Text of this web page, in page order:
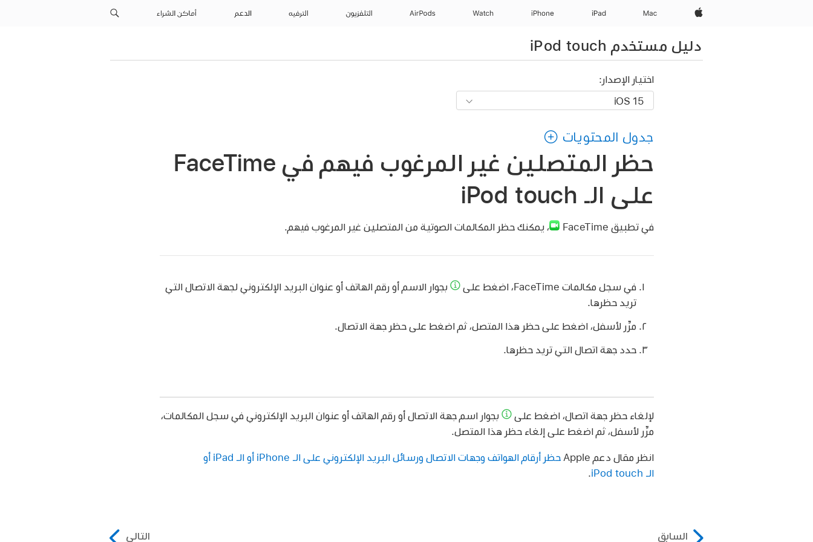
Apple‏
Mac
iPad‏
iPhone
Watch
AirPods التلفزيون الترفيه الدعم أماكن الشراء
دليل مستخدم iPod touch
اختيار الإصدار:
جدول المحتويات
حظر المتصلين غير المرغوب فيهم في FaceTime
على الـ iPod touch
في تطبيق FaceTime ،يمكنك حظر المكالمات الصوتية من المتصلين غير المرغوب فيهم.
في سجل مكالمات FaceTime، اضغط على
بجوار الاسم أو رقم الهاتف أو عنوان البريد الإلكتروني لجهة الاتصال التي
تريد حظرها.
مرِّر لأسفل، اضغط على حظر هذا المتصل، ثم اضغط على حظر جهة الاتصال.
حدد جهة اتصال التي تريد حظرها.
لإلغاء حظر جهة اتصال، اضغط على
بجوار اسم جهة الاتصال أو رقم الهاتف أو عنوان البريد الإلكتروني في سجل المكالمات،
مرِّر لأسفل، ثم اضغط على إلغاء حظر هذا المتصل.
انظر مقال دعم Apple
حظر أرقام الهواتف وجهات الاتصال ورسائل البريد الإلكتروني على الـ iPhone أو الـ iPad أو
الـ iPod touch
السابق التالي